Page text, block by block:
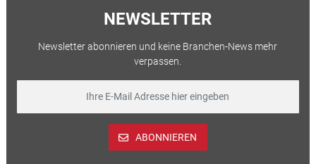
NEWSLETTER
Newsletter abonnieren und keine Branchen-News mehr
verpassen.
ABONNIEREN